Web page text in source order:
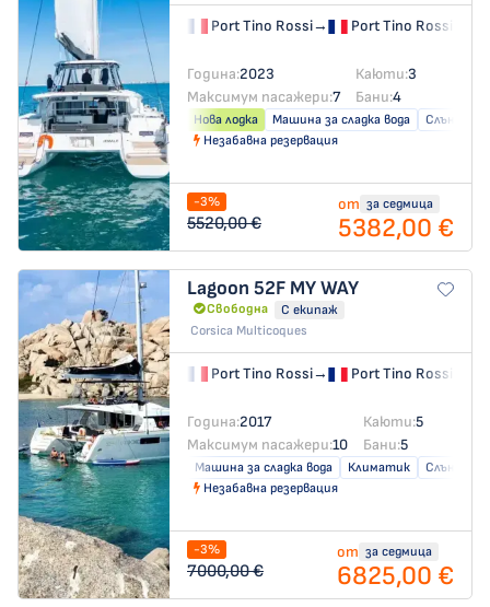
Port Tino Rossi→ Port Tino Rossi
Година:2023 Каюти:3
Максимум пасажери:7 Бани:4
Нова лодка Машина за сладка вода
Слънчеви
Незабавна резервация
-3%
5520,00 €
от за седмица
5382,00 €
Lagoon 52F MY WAY
Свободна
С екипаж
Corsica Multicoques
Port Tino Rossi→ Port Tino Rossi
Година:2017 Каюти:5
Максимум пасажери:10 Бани:5
Машина за сладка вода Климатик
Слънчеви
Незабавна резервация
-3%
7000,00 €
от за седмица
6825,00 €